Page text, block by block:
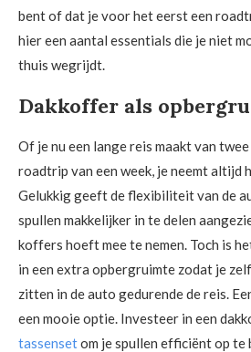
bent of dat je voor het eerst een
hier een aantal essentials die je niet
thuis wegrijdt.
Dakkoffer als
Of je nu een lange reis maakt van
roadtrip van een week, je neemt altijd
Gelukkig geeft de flexibiliteit van de
spullen makkelijker in te delen
koffers hoeft mee te nemen. Toch is
in een extra opbergruimte zodat je
zitten in de auto gedurende de reis.
een mooie optie. Investeer in een
tassensetom je spullen efficiënt op te